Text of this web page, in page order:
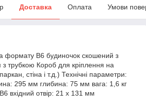
Доставка Оплата Умови
формату В6 будиночок скошений з
трубкою Короб для кріплення на
стіна і т.д.) Технічні параметри:
295 мм глибина: 75 мм вага: 1,6 кг
вхідний отвір: 21 x 131 мм